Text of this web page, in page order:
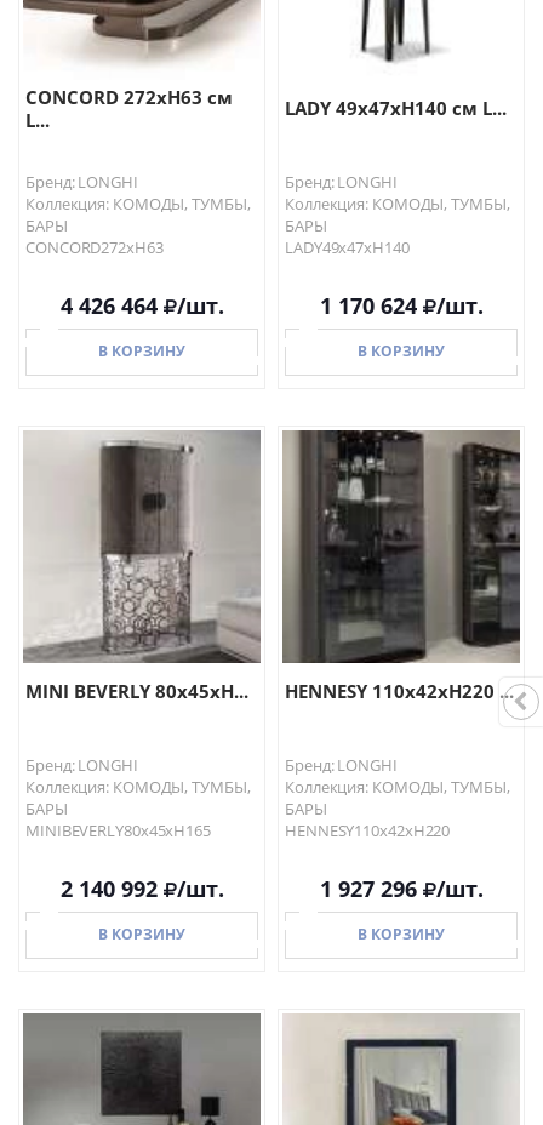
CONCORD 272хH63 см
L...
Бренд: LONGHI
Коллекция: КОМОДЫ, ТУМБЫ,
БАРЫ
CONCORD272хH63
4 426 464 /шт.
В КОРЗИНУ
В КОРЗИНУ
LADY 49x47xH140 см L...
Бренд: LONGHI
Коллекция: КОМОДЫ, ТУМБЫ,
БАРЫ
LADY49x47xH140
1 170 624 /шт.
В КОРЗИНУ
В КОРЗИНУ
MINI BEVERLY 80х45хH...
Бренд: LONGHI
Коллекция: КОМОДЫ, ТУМБЫ,
БАРЫ
MINIBEVERLY80х45хH165
2 140 992 /шт.
В КОРЗИНУ
В КОРЗИНУ
HENNESY 110х42хH220 ...
Бренд: LONGHI
Коллекция: КОМОДЫ, ТУМБЫ,
БАРЫ
HENNESY110х42хH220
1 927 296 /шт.
В КОРЗИНУ